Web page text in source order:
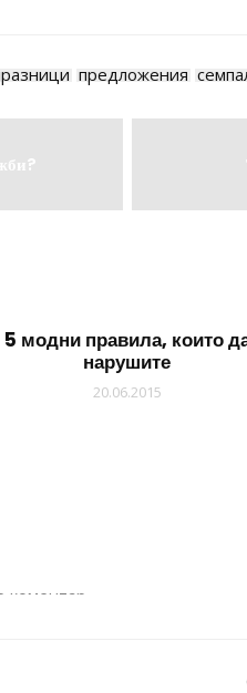
предложения
5 модни правила, които
нарушите
20.06.2015
коментар.